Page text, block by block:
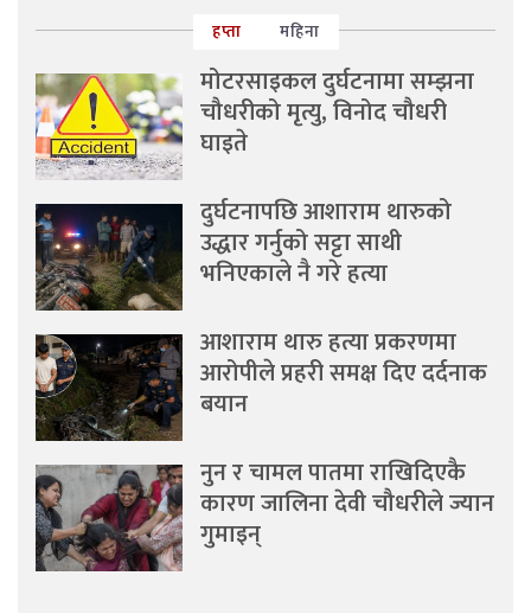
हप्ता महिना
मोटरसाइकल दुर्घटनामा सम्झना
चौधरीको मृत्यु, विनोद चौधरी
घाइते
दुर्घटनापछि आशाराम थारुको
उद्धार गर्नुको सट्टा साथी
भनिएकाले नै गरे हत्या
आशाराम थारु हत्या प्रकरणमा
आरोपीले प्रहरी समक्ष दिए दर्दनाक
बयान
नुन र चामल पातमा राखिदिएकै
कारण जालिना देवी चौधरीले ज्यान
गुमाइन्